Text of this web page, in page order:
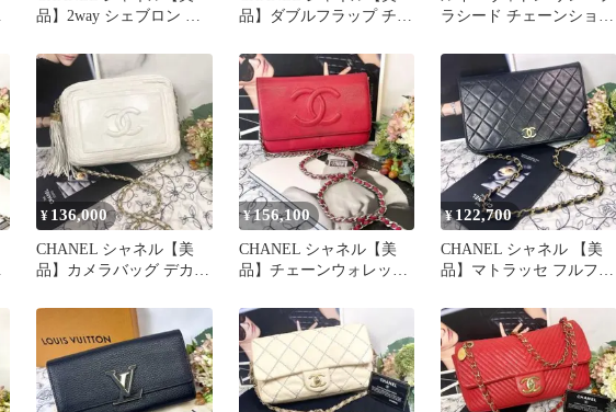
品】2way シェブロン チ
品】ダブルフラップ チェ
セ
ラシード チェーンショル
赤
¥ 136,000
CHANEL シャネル【美
品】カメラバッグ デカコ
バッグ
¥156,100
CHANEL シャネル【美
品】チェーンウォレット
赤
¥122,700
CHANEL シャネル 【美
品】マトラッセ フルフラ